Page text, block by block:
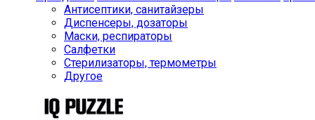
Антисептики, санитайзеры
Диспенсеры, дозаторы
Маски, респираторы
Салфетки
Стерилизаторы, термометры
Другое